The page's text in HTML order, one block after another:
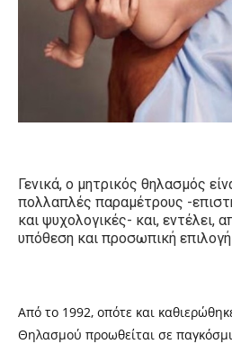
Γενικά, ο μητρικός θηλασμός
πολλαπλές παραμέτρους -
και ψυχολογικές- και, εντέλει,
υπόθεση και προσωπική
Από το 1992, οπότε και
Θηλασμού προωθείται σε